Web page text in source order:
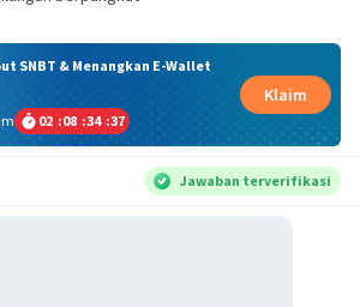
SNBT & Menangkan E-Wallet
02 :08 :34 :36
Klaim
Jawaban terverifikasi